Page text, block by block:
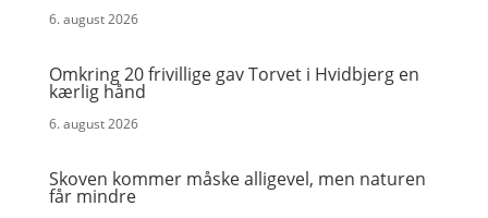
6. august 2026
Omkring 20 frivillige gav Torvet i Hvidbjerg en
kærlig hånd
6. august 2026
Skoven kommer måske alligevel, men naturen
får mindre